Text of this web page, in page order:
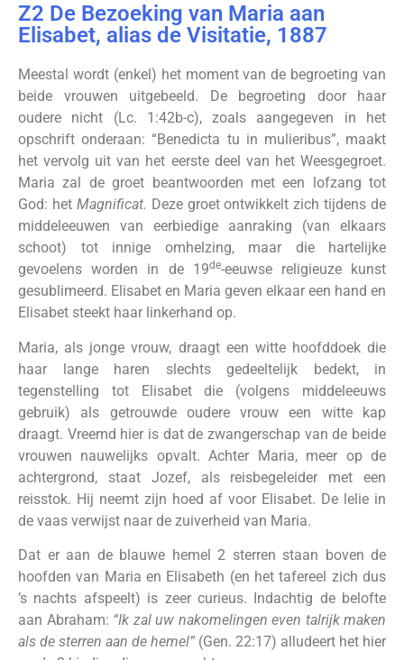
Z2 De Bezoeking van Maria aan
Elisabet, alias de Visitatie, 1887
Meestal wordt (enkel) het moment van de begroeting van
beide vrouwen uitgebeeld. De begroeting door haar
oudere nicht (Lc. 1:42b-c), zoals aangegeven in het
opschrift onderaan: “Benedicta tu in mulieribus”, maakt
het vervolg uit van het eerste deel van het Weesgegroet.
Maria zal de groet beantwoorden met een lofzang tot
God: het Magnificat. Deze groet ontwikkelt zich tijdens de
middel­eeuwen van eerbiedige aanraking (van elkaars
schoot) tot innige omhelzing, maar die hartelijke
gevoelens worden in de 19de-eeuwse religieuze kunst
gesublimeerd. Elisabet en Maria geven elkaar een hand en
Elisabet steekt haar linkerhand op.
Maria, als jonge vrouw, draagt een witte hoofddoek die
haar lange haren slechts gedeeltelijk bedekt, in
tegenstelling tot Elisabet die (volgens middeleeuws
gebruik) als getrouwde oudere vrouw een witte kap
draagt. Vreemd hier is dat de zwangerschap van de beide
vrouwen nauwelijks opvalt. Achter Maria, meer op de
achtergrond, staat Jozef, als reisbegeleider met een
reisstok. Hij neemt zijn hoed af voor Elisabet. De lelie in
de vaas verwijst naar de zuiverheid van Maria.
Dat er aan de blauwe hemel 2 sterren staan boven de
hoofden van Maria en Elisabeth (en het tafereel zich dus
’s nachts afspeelt) is zeer curieus. Indachtig de belofte
aan Abraham: “Ik zal uw nakomelingen even talrijk maken
als de sterren aan de hemel” (Gen. 22:17) alludeert het hier